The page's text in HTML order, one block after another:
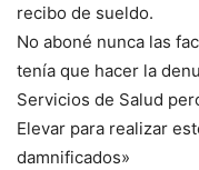
recibo de sueldo.
No aboné nunca las
tenía que hacer la
Servicios de Salud
Elevar para realizar
damnificados»